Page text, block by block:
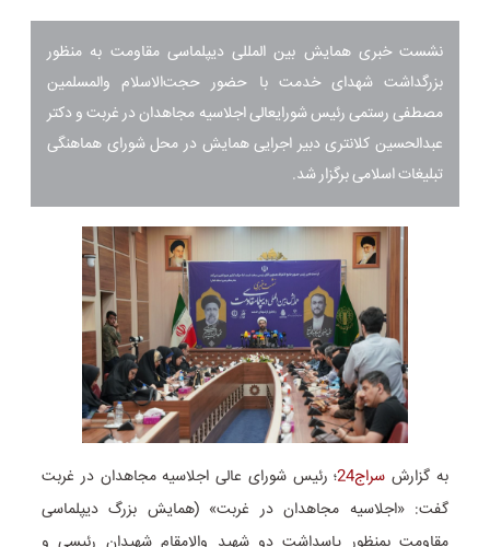
نشست خبری همایش بین المللی دیپلماسی مقاومت به منظور
بزرگداشت شهدای خدمت با حضور حجت‌الاسلام والمسلمین
مصطفی رستمی رئیس شورایعالی اجلاسیه مجاهدان در غربت و دکتر
عبدالحسین کلانتری دبیر اجرایی همایش در محل شورای هماهنگی
تبلیغات اسلامی برگزار شد.
به گزارش سراج24
؛ رئیس شورای عالی اجلاسیه مجاهدان در غربت
گفت: «اجلاسیه مجاهدان در غربت» (همایش بزرگ دیپلماسی